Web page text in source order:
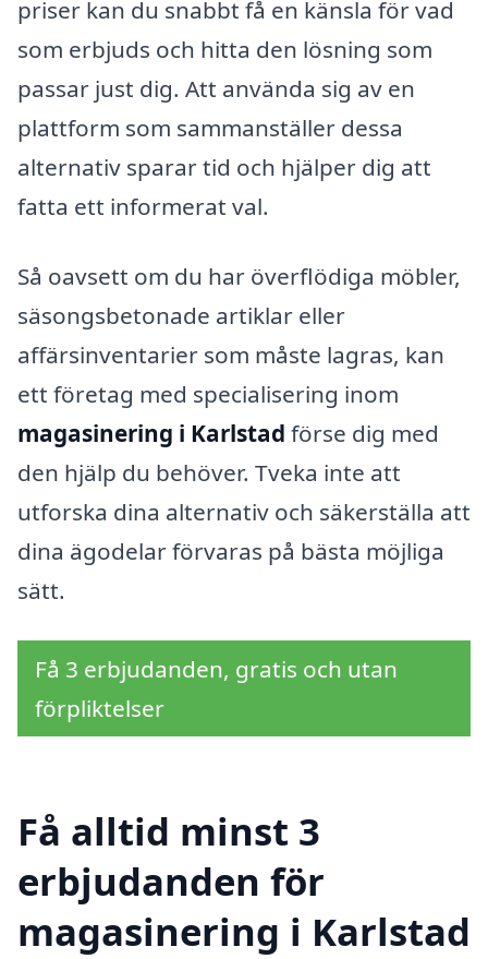
priser kan du snabbt få en känsla för vad
som erbjuds och hitta den lösning som
passar just dig. Att använda sig av en
plattform som sammanställer dessa
alternativ sparar tid och hjälper dig att
fatta ett informerat val.
Så oavsett om du har överflödiga möbler,
säsongsbetonade artiklar eller
affärsinventarier som måste lagras, kan
ett företag med specialisering inom
magasinering i Karlstad förse dig med
den hjälp du behöver. Tveka inte att
utforska dina alternativ och säkerställa att
dina ägodelar förvaras på bästa möjliga
sätt.
Få 3 erbjudanden, gratis och utan
förpliktelser
Få alltid minst 3
erbjudanden för
magasinering i Karlstad